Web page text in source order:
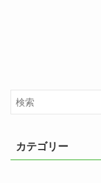
カテゴリー